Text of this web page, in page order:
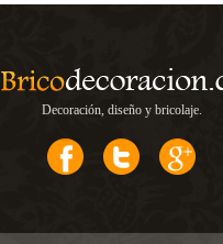
Decoración, diseño y bricolaje.